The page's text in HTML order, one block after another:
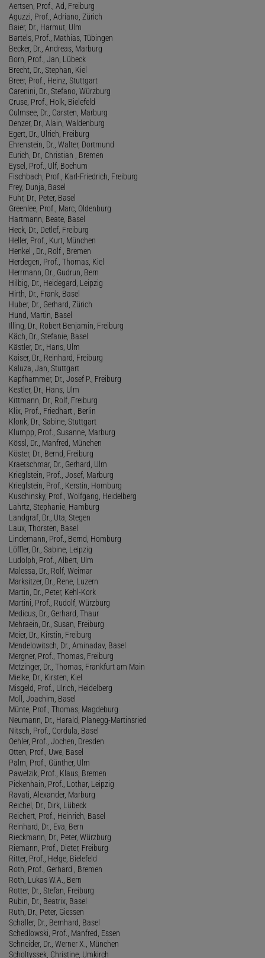
Aertsen, Prof., Ad, Freiburg
Aguzzi, Prof., Adriano, Zürich
Baier, Dr., Harmut, Ulm
Bartels, Prof., Mathias, Tübingen
Becker, Dr., Andreas, Marburg
Born, Prof., Jan, Lübeck
Brecht, Dr., Stephan, Kiel
Breer, Prof., Heinz, Stuttgart
Carenini, Dr., Stefano, Würzburg
Cruse, Prof., Holk, Bielefeld
Culmsee, Dr., Carsten, Marburg
Denzer, Dr., Alain, Waldenburg
Egert, Dr., Ulrich, Freiburg
Ehrenstein, Dr., Walter, Dortmund
Eurich, Dr., Christian , Bremen
Eysel, Prof., Ulf, Bochum
Fischbach, Prof., Karl-Friedrich, Freiburg
Frey, Dunja, Basel
Fuhr, Dr., Peter, Basel
Greenlee, Prof., Marc, Oldenburg
Hartmann, Beate, Basel
Heck, Dr., Detlef, Freiburg
Heller, Prof., Kurt, München
Henkel , Dr., Rolf , Bremen
Herdegen, Prof., Thomas, Kiel
Herrmann, Dr., Gudrun, Bern
Hilbig, Dr., Heidegard, Leipzig
Hirth, Dr., Frank, Basel
Huber, Dr., Gerhard, Zürich
Hund, Martin, Basel
Illing, Dr., Robert Benjamin, Freiburg
Käch, Dr., Stefanie, Basel
Kästler, Dr., Hans, Ulm
Kaiser, Dr., Reinhard, Freiburg
Kaluza, Jan, Stuttgart
Kapfhammer, Dr., Josef P., Freiburg
Kestler, Dr., Hans, Ulm
Kittmann, Dr., Rolf, Freiburg
Klix, Prof., Friedhart , Berlin
Klonk, Dr., Sabine, Stuttgart
Klumpp, Prof., Susanne, Marburg
Kössl, Dr., Manfred, München
Köster, Dr., Bernd, Freiburg
Kraetschmar, Dr., Gerhard, Ulm
Krieglstein, Prof., Josef, Marburg
Krieglstein, Prof., Kerstin, Homburg
Kuschinsky, Prof., Wolfgang, Heidelberg
Lahrtz, Stephanie, Hamburg
Landgraf, Dr., Uta, Stegen
Laux, Thorsten, Basel
Lindemann, Prof., Bernd, Homburg
Löffler, Dr., Sabine, Leipzig
Ludolph, Prof., Albert, Ulm
Malessa, Dr., Rolf, Weimar
Marksitzer, Dr., Rene, Luzern
Martin, Dr., Peter, Kehl-Kork
Martini, Prof., Rudolf, Würzburg
Medicus, Dr., Gerhard, Thaur
Mehraein, Dr., Susan, Freiburg
Meier, Dr., Kirstin, Freiburg
Mendelowitsch, Dr., Aminadav, Basel
Mergner, Prof., Thomas, Freiburg
Metzinger, Dr., Thomas, Frankfurt am Main
Mielke, Dr., Kirsten, Kiel
Misgeld, Prof., Ulrich, Heidelberg
Moll, Joachim, Basel
Münte, Prof., Thomas, Magdeburg
Neumann, Dr., Harald, Planegg-Martinsried
Nitsch, Prof., Cordula, Basel
Oehler, Prof., Jochen, Dresden
Otten, Prof., Uwe, Basel
Palm, Prof., Günther, Ulm
Pawelzik, Prof., Klaus, Bremen
Pickenhain, Prof., Lothar, Leipzig
Ravati, Alexander, Marburg
Reichel, Dr., Dirk, Lübeck
Reichert, Prof., Heinrich, Basel
Reinhard, Dr., Eva, Bern
Rieckmann, Dr., Peter, Würzburg
Riemann, Prof., Dieter, Freiburg
Ritter, Prof., Helge, Bielefeld
Roth, Prof., Gerhard , Bremen
Roth, Lukas W.A., Bern
Rotter, Dr., Stefan, Freiburg
Rubin, Dr., Beatrix, Basel
Ruth, Dr., Peter, Giessen
Schaller, Dr., Bernhard, Basel
Schedlowski, Prof., Manfred, Essen
Schneider, Dr., Werner X., München
Scholtyssek, Christine, Umkirch